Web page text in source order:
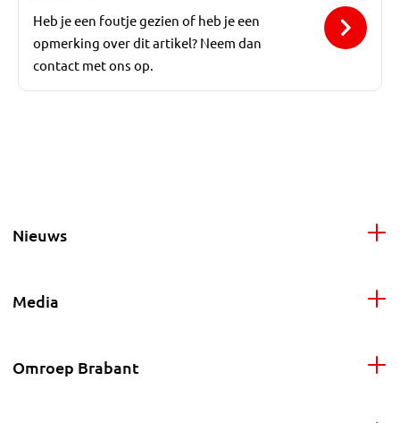
Heb je een foutje gezien of heb je een
opmerking over dit artikel? Neem dan
contact met ons op.
Nieuws
Media
Omroep Brabant